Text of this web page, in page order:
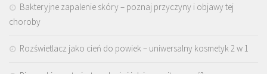
Bakteryjne zapalenie skóry – poznaj przyczyny i objawy tej
choroby
Rozświetlacz jako cień do powiek – uniwersalny kosmetyk 2 w 1